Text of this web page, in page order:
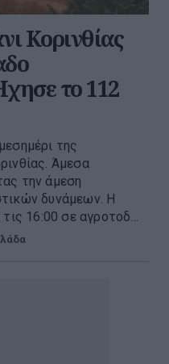
Κορινθίας
το 112
της
Άμεσα
την άμεση
δυνάμεων. Η
16:00 σε αγροτοδ...